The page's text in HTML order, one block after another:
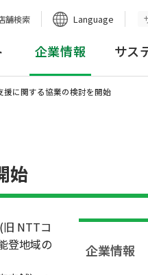
舗検索 Language
企業情報 サス
援に関する協業の検討を開始
始
NTTコ
登地域の
企業情報